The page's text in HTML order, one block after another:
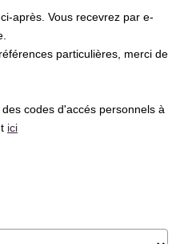
après. Vous recevrez par e-
particulières, merci de
codes d'accés personnels à
ici